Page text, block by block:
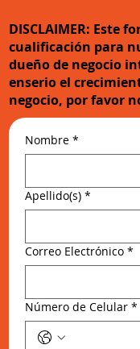
DISCLAIMER: Este
cualificación para
dueño de negocio
enserio el
negocio, por favor
Nombre *
Apellido(s) *
Correo Electrónico *
Número de Celular *